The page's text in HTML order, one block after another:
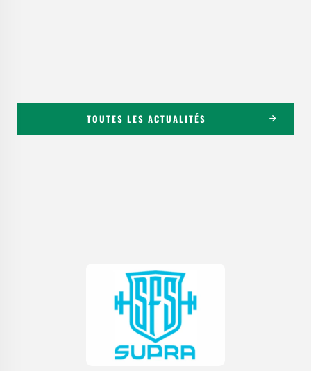
TOUTES LES ACTUALITÉS